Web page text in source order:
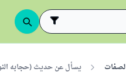
يسأل عن حديث (حجابه